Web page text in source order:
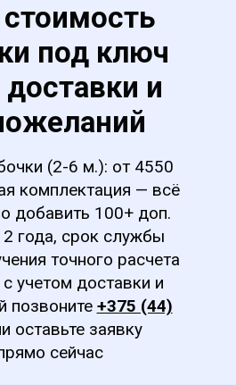
(2-6 м.): от 4550
комплектация — всё
добавить 100+ доп.
2 года, срок службы
точного расчета
учетом доставки и
позвоните +375 (44)
оставьте заявку
сейчас
под ключ
и